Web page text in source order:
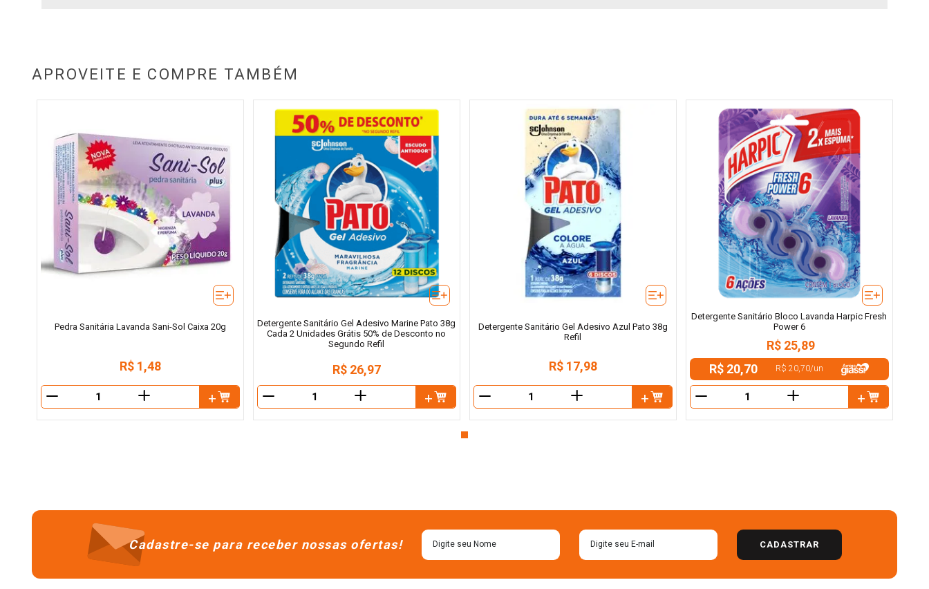
APROVEITE E COMPRE TAMBÉM
Pedra Sanitária Lavanda Sani-Sol Caixa 20g
R$ 1,48
＋
Detergente Sanitário Gel Adesivo Marine Pato 38g
Cada 2 Unidades Grátis 50% de Desconto no
Segundo Refil
R$ 26,97
＋
Detergente Sanitário Gel Adesivo Azul Pato 38g
Refil
R$ 17,98
＋
Detergente Sanitário Bloco Lavanda Harpic Fresh
Power 6
R$ 25,89
R$ 20,70
R$ 20,70/un
＋
Cadastre-se para receber nossas ofertas! CADASTRAR